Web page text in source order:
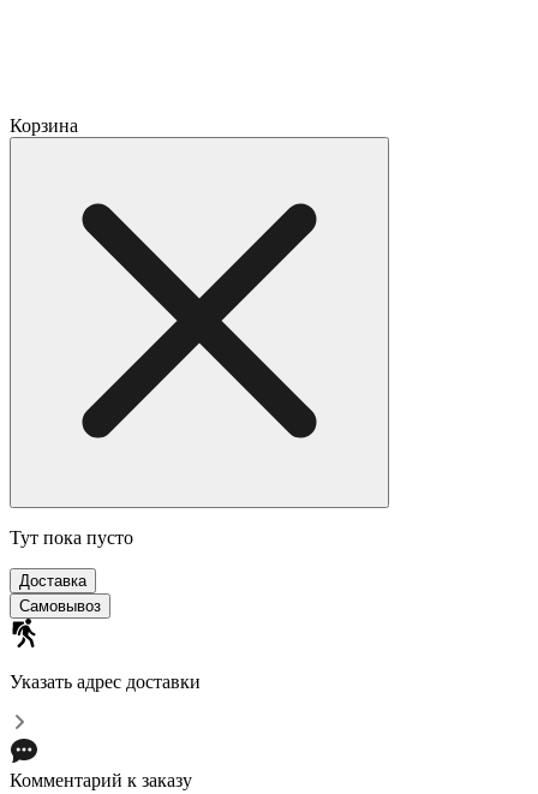
Корзина
Тут пока пусто
Доставка
Самовывоз
Указать адрес доставки
Комментарий к заказу